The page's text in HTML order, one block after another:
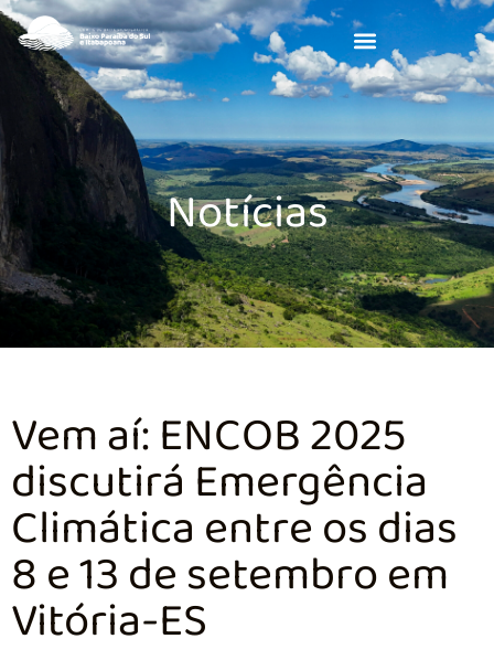
Notícias
Vem aí: ENCOB 2025
discutirá Emergência
Climática entre os dias
8 e 13 de setembro em
Vitória-ES